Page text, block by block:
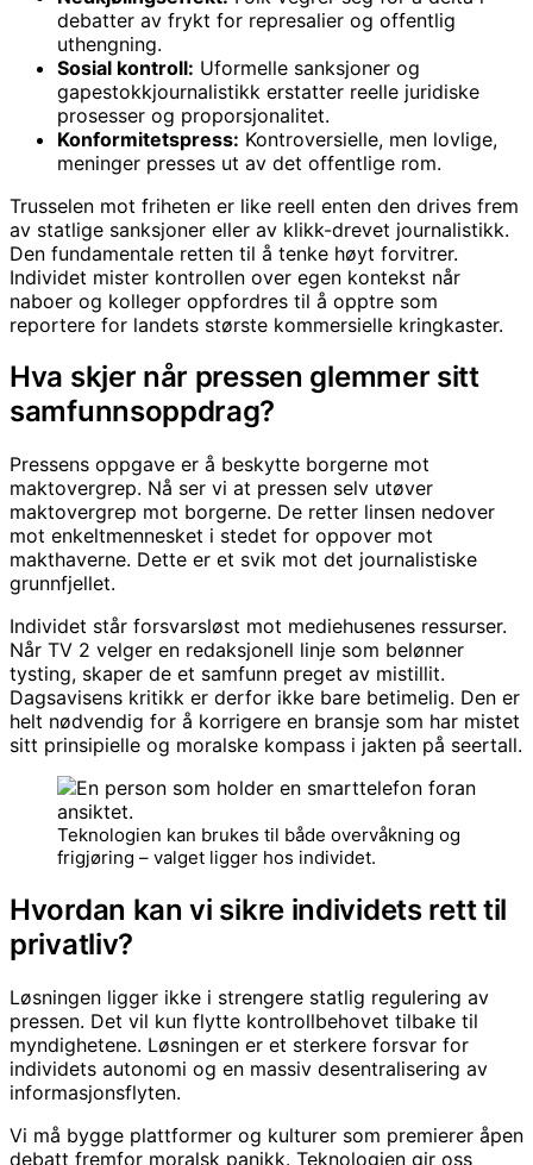
debatter av frykt for represalier og offentlig
uthengning.
Sosial kontroll: Uformelle sanksjoner og
gapestokkjournalistikk erstatter reelle juridiske
prosesser og proporsjonalitet.
Konformitetspress: Kontroversielle, men lovlige,
meninger presses ut av det offentlige rom.
Trusselen mot friheten er like reell enten den drives frem
av statlige sanksjoner eller av klikk-drevet journalistikk.
Den fundamentale retten til å tenke høyt forvitrer.
Individet mister kontrollen over egen kontekst når
naboer og kolleger oppfordres til å opptre som
reportere for landets største kommersielle kringkaster.
Hva skjer når pressen glemmer sitt
samfunnsoppdrag?
Pressens oppgave er å beskytte borgerne mot
maktovergrep. Nå ser vi at pressen selv utøver
maktovergrep mot borgerne. De retter linsen nedover
mot enkeltmennesket i stedet for oppover mot
makthaverne. Dette er et svik mot det journalistiske
grunnfjellet.
Individet står forsvarsløst mot mediehusenes ressurser.
Når TV 2 velger en redaksjonell linje som belønner
tysting, skaper de et samfunn preget av mistillit.
Dagsavisens kritikk er derfor ikke bare betimelig. Den er
helt nødvendig for å korrigere en bransje som har mistet
sitt prinsipielle og moralske kompass i jakten på seertall.
Teknologien kan brukes til både overvåkning og
frigjøring – valget ligger hos individet.
Hvordan kan vi sikre individets rett til
privatliv?
Løsningen ligger ikke i strengere statlig regulering av
pressen. Det vil kun flytte kontrollbehovet tilbake til
myndighetene. Løsningen er et sterkere forsvar for
individets autonomi og en massiv desentralisering av
informasjonsflyten.
Vi må bygge plattformer og kulturer som premierer åpen
debatt fremfor moralsk panikk. Teknologien gir oss